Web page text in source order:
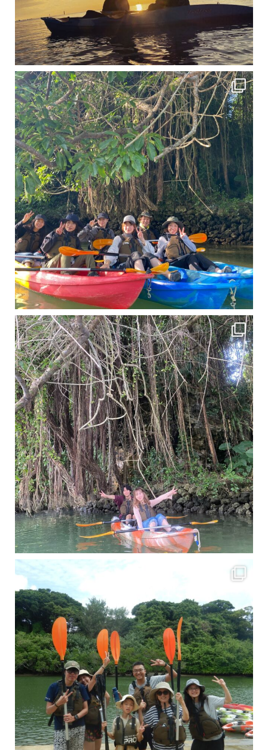
12月に入り、沖縄も流石に半袖では過ごせなくなってきました
ですが、日中はまだ20℃
11月となり沖縄も寒くなってきましたが まだまだ沖縄は半袖です
この時期は、修学旅行
梅雨真っ只中の沖縄ですが 今日もカンカンに晴れてくれました！！
今日は満潮だっ